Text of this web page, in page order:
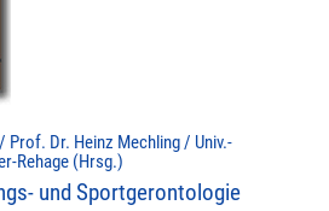
Prof. Dr. Heinz Mechling / Univ.-
Rehage (Hrsg.)
und Sportgerontologie